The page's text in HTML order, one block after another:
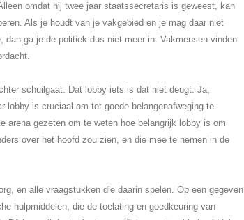
omdat hij twee jaar staatssecretaris is geweest, kan
Als je houdt van je vakgebied en je mag daar niet
dan ga je de politiek dus niet meer in. Vakmensen vinden
schuilgaat. Dat lobby iets is dat niet deugt. Ja,
lobby is cruciaal om tot goede belangenafweging te
arena gezeten om te weten hoe belangrijk lobby is om
over het hoofd zou zien, en die mee te nemen in de
en alle vraagstukken die daarin spelen. Op een gegeven
hulpmiddelen, die de toelating en goedkeuring van